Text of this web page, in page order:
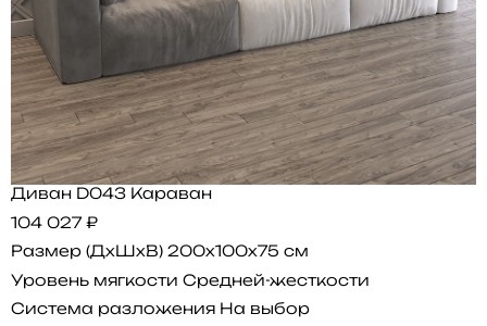
Диван D043 Караван
104 027 ₽
Размер (ДхШхВ) 200x100x75 см
Уровень мягкости Средней-жесткости
Система разложения На выбор